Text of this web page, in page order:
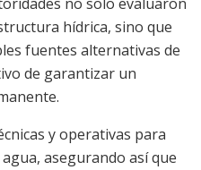
hídrica, sino que
fuentes alternativas de
de garantizar un
y operativas para
asegurando así que